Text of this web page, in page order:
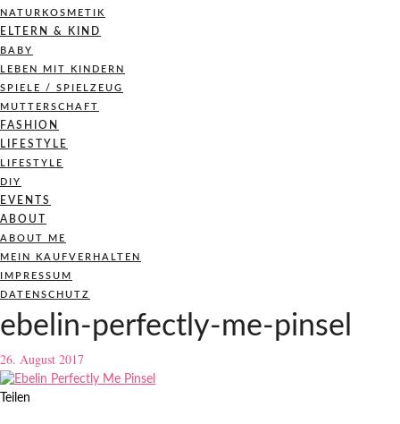
NATURKOSMETIK
ELTERN & KIND
BABY
LEBEN MIT KINDERN
SPIELE / SPIELZEUG
MUTTERSCHAFT
FASHION
LIFESTYLE
LIFESTYLE
DIY
EVENTS
ABOUT
ABOUT ME
MEIN KAUFVERHALTEN
IMPRESSUM
DATENSCHUTZ
ebelin-perfectly-me-pinsel
26. August 2017
Teilen